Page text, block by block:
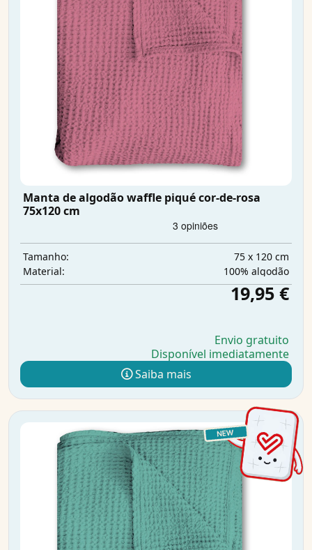
Manta de algodão waffle piqué cor-de-rosa
75x120 cm
Tamanho:
75 x 120 cm
Material:
100% algodão
19,95 €
Envio gratuito
Disponível imediatamente
Saiba mais